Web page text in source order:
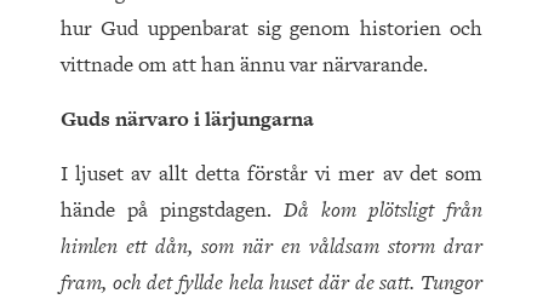
hur Gud uppenbarat sig genom historien och
vittnade om att han ännu var närvarande.
Guds närvaro i lärjungarna
I ljuset av allt detta förstår vi mer av det som
hände på pingstdagen. Då kom plötsligt från
himlen ett dån, som när en våldsam storm drar
fram, och det fyllde hela huset där de satt. Tungor